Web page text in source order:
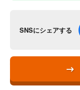
SNSにシェアする